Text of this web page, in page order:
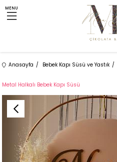
MENU
Anasayfa Bebek Kapı Süsü ve Yastık
Metal Halkalı Bebek Kapı Süsü